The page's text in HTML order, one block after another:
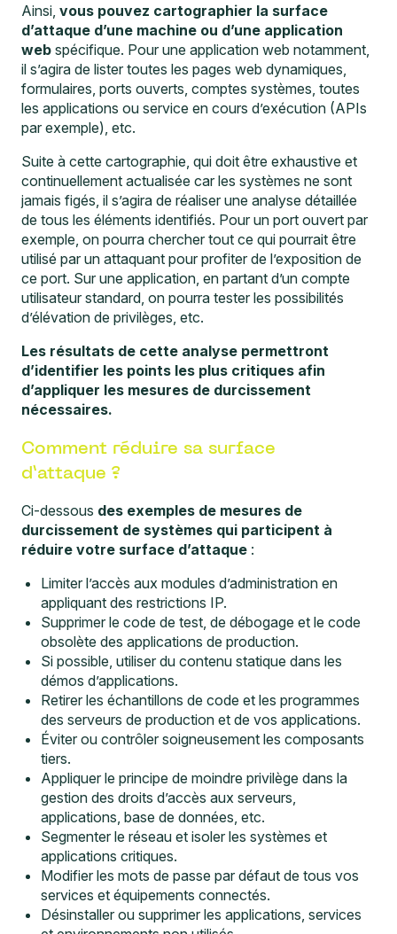
Ainsi, vous pouvez cartographier la surface
d’attaque d’une machine ou d’une application
web spécifique. Pour une application web notamment,
il s’agira de lister toutes les pages web dynamiques,
formulaires, ports ouverts, comptes systèmes, toutes
les applications ou service en cours d’exécution (APIs
par exemple), etc.
Suite à cette cartographie, qui doit être exhaustive et
continuellement actualisée car les systèmes ne sont
jamais figés, il s’agira de réaliser une analyse détaillée
de tous les éléments identifiés. Pour un port ouvert par
exemple, on pourra chercher tout ce qui pourrait être
utilisé par un attaquant pour profiter de l’exposition de
ce port. Sur une application, en partant d’un compte
utilisateur standard, on pourra tester les possibilités
d’élévation de privilèges, etc.
Les résultats de cette analyse permettront
d’identifier les points les plus critiques afin
d’appliquer les mesures de durcissement
nécessaires.
Comment réduire sa surface
d’attaque ?
Ci-dessous des exemples de mesures de
durcissement de systèmes qui participent à
réduire votre surface d’attaque :
Limiter l’accès aux modules d’administration en
appliquant des restrictions IP.
Supprimer le code de test, de débogage et le code
obsolète des applications de production.
Si possible, utiliser du contenu statique dans les
démos d’applications.
Retirer les échantillons de code et les programmes
des serveurs de production et de vos applications.
Éviter ou contrôler soigneusement les composants
tiers.
Appliquer le principe de moindre privilège dans la
gestion des droits d’accès aux serveurs,
applications, base de données, etc.
Segmenter le réseau et isoler les systèmes et
applications critiques.
Modifier les mots de passe par défaut de tous vos
services et équipements connectés.
Désinstaller ou supprimer les applications, services